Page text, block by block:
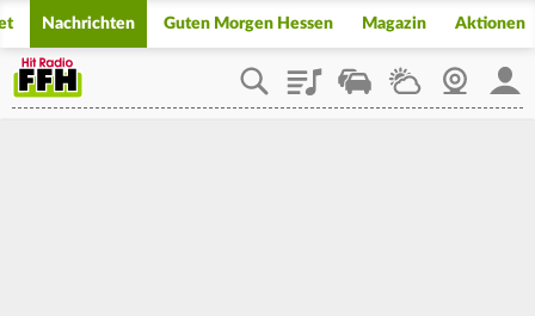
Nachrichten Guten Morgen Hessen Magazin Aktionen
PlaylistStaupilotWetterWebcam